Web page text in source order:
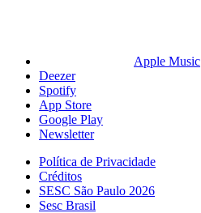
Apple Music
Deezer
Spotify
App Store
Google Play
Newsletter
Política de Privacidade
Créditos
SESC São Paulo 2026
Sesc Brasil